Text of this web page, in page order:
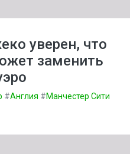
уверен, что
заменить
#Англия #Манчестер Сити